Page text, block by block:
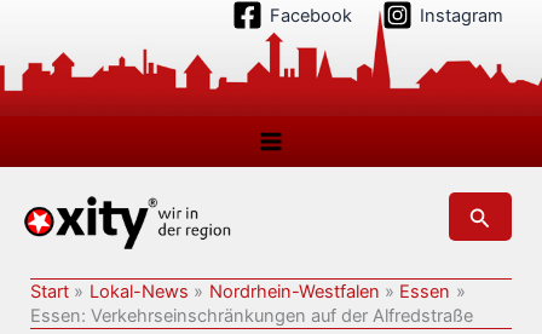
springen
Facebook Instagram
Suchen
Start Lokal-News Nordrhein-Westfalen
Essen
Essen: Verkehrseinschränkungen auf der Alfredstraße